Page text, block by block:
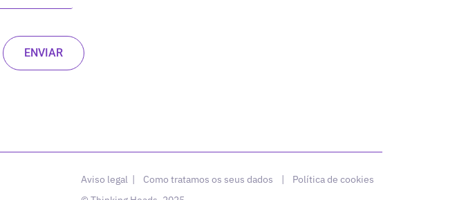
Aviso legal | Como tratamos os seus dados | Política de cookies